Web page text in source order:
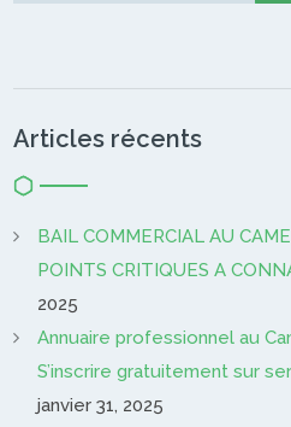
Articles récents
BAIL COMMERCIAL AU
POINTS CRITIQUES A
2025
Annuaire professionnel au
S’inscrire gratuitement sur
janvier 31, 2025